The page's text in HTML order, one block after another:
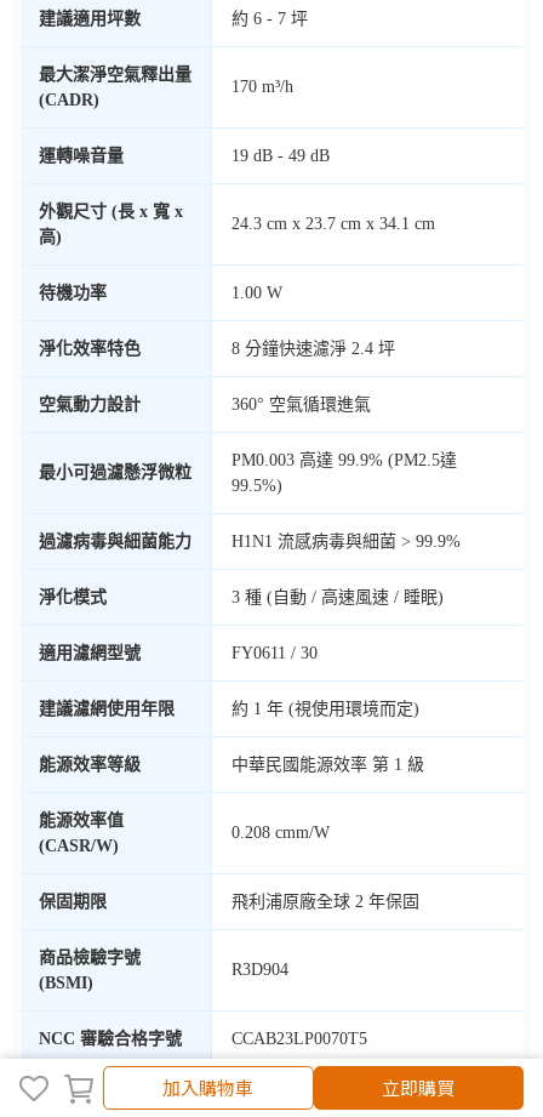
加入購物車 立即購買
建議適用坪數 約 6 - 7 坪
最大潔淨空氣釋出量
(CADR)
170 m³/h
運轉噪音量 19 dB - 49 dB
外觀尺寸 (長 x 寬 x
高)
24.3 cm x 23.7 cm x 34.1 cm
待機功率 1.00 W
淨化效率特色 8 分鐘快速濾淨 2.4 坪
空氣動力設計 360° 空氣循環進氣
最小可過濾懸浮微粒
PM0.003 高達 99.9% (PM2.5達
99.5%)
過濾病毒與細菌能力 H1N1 流感病毒與細菌 > 99.9%
淨化模式 3 種 (自動 / 高速風速 / 睡眠)
適用濾網型號 FY0611 / 30
建議濾網使用年限 約 1 年 (視使用環境而定)
能源效率等級 中華民國能源效率 第 1 級
能源效率值
(CASR/W)
0.208 cmm/W
保固期限 飛利浦原廠全球 2 年保固
商品檢驗字號
(BSMI)
R3D904
NCC 審驗合格字號 CCAB23LP0070T5